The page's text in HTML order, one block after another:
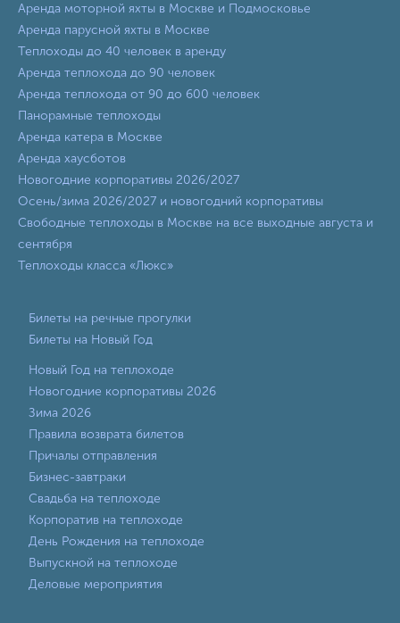
Аренда моторной яхты в Москве и Подмосковье
Аренда парусной яхты в Москве
Теплоходы до 40 человек в аренду
Аренда теплохода до 90 человек
Аренда теплохода от 90 до 600 человек
Панорамные теплоходы
Аренда катера в Москве
Аренда хаусботов
Новогодние корпоративы 2026/2027
Осень/зима 2026/2027 и новогодний корпоративы
Свободные теплоходы в Москве на все выходные августа и
сентября
Теплоходы класса «Люкс»
Билеты на речные прогулки
Билеты на Новый Год
Новый Год на теплоходе
Новогодние корпоративы 2026
Зима 2026
Правила возврата билетов
Причалы отправления
Бизнес-завтраки
Свадьба на теплоходе
Корпоратив на теплоходе
День Рождения на теплоходе
Выпускной на теплоходе
Деловые мероприятия